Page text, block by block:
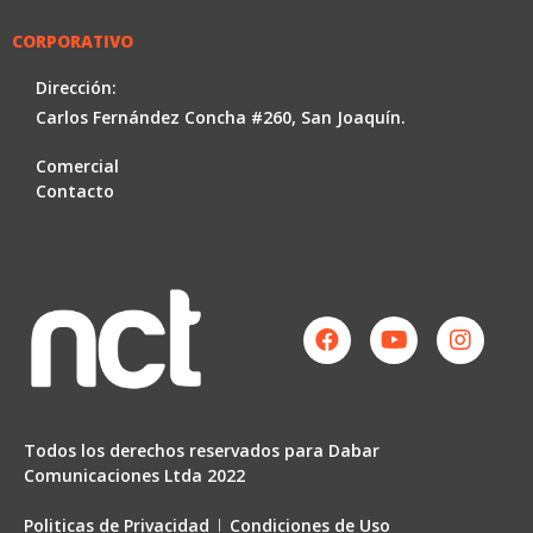
CORPORATIVO
Dirección:
Carlos Fernández Concha #260, San Joaquín.
Comercial
Contacto
Todos los derechos reservados para Dabar
Comunicaciones Ltda 2022
Politicas de Privacidad Condiciones de Uso